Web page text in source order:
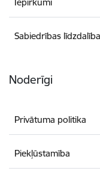
Sabiedrības līdzdalība
Noderīgi
Privātuma politika
Piekļūstamība